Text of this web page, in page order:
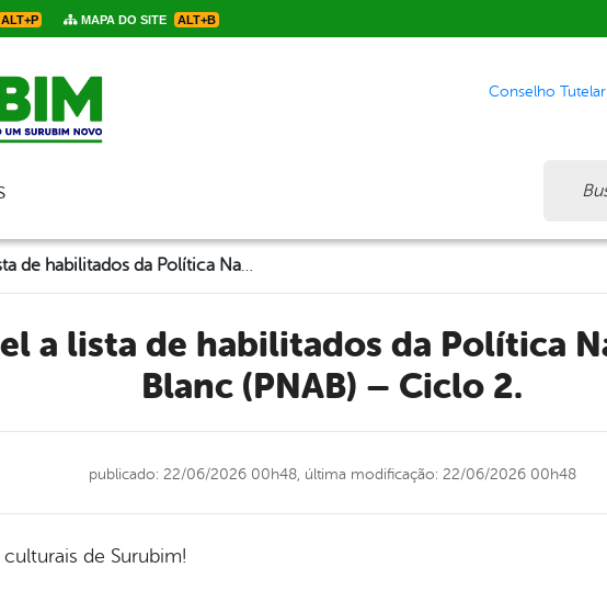
ALT+P MAPA DO SITE ALT+B
Conselho Tutelar
Disponível a lista de habilitados da Política Nacional Aldir Blanc (PNAB) – Ciclo 2.
Blanc (PNAB) – Ciclo 2.
publicado: 22/06/2026 00h48, última modificação: 22/06/2026 00h48
de Surubim!